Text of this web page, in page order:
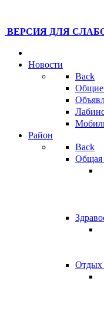
ВЕРСИЯ ДЛЯ
Новости
Back
Общие
Район
Back
Общая
Отдых